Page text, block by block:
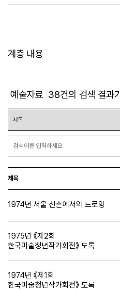
계층 내용
예술자료 38건의 검색 결과
제목
1974년 서울 신촌에서의 드로잉
1975년 《제2회
한국미술청년작가회전》 도록
1974년 《제1회
한국미술청년작가회전》 도록